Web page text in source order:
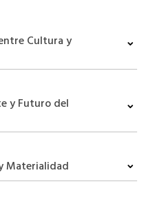
Cultura y
y Futuro del
Materialidad